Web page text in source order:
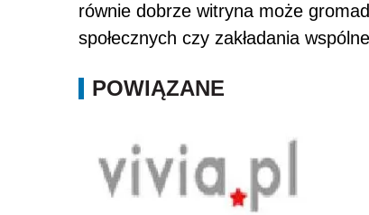
równie dobrze witryna może
społecznych czy zakładania
POWIĄZANE